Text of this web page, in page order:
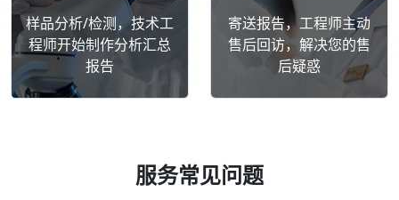
样品分析/检测，技术工
程师开始制作分析汇总
报告
寄送报告，工程师主动
售后回访，解决您的售
后疑惑
服务常见问题